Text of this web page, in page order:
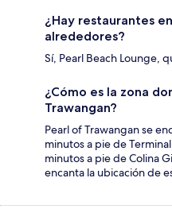
¿Hay restaurantes
alrededores?
Sí, Pearl Beach Lounge,
¿Cómo es la zona
Trawangan?
Pearl of Trawangan se
minutos a pie de
minutos a pie de Colina
encanta la ubicación de